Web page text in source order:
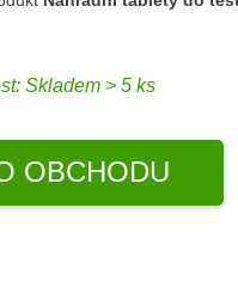
Skladem > 5 ks
OBCHODU